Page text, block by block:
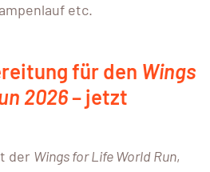
etc.
für den Wings
2026– jetzt
der Wings for Life World Run,